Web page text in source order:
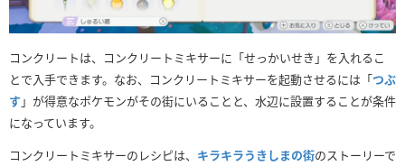
コンクリートは、コンクリートミキサーに「せっかいせき」を入れるこ
とで入手できます。なお、コンクリートミキサーを起動させるには「つぶ
す」が得意なポケモンがその街にいることと、水辺に設置することが条件
になっています。
コンクリートミキサーのレシピは、 キラキラうきしまの街のストーリーで